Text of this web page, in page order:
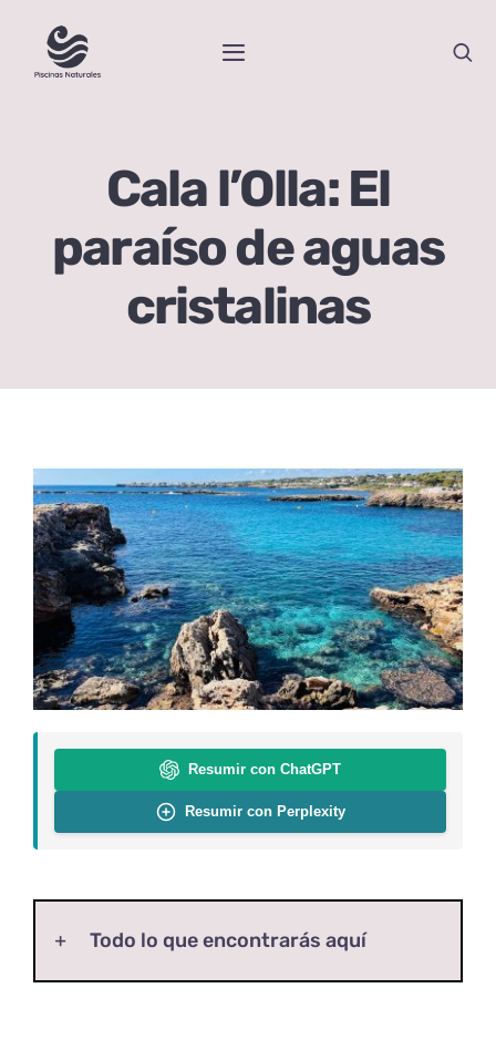
content
Toggle
Piscinas Naturales por Comunidades
Blog
Sobre Nosotras
Contacto
Cala l’Olla: El
paraíso de aguas
cristalinas
Resumir con ChatGPT
Resumir con Perplexity
Todo lo que encontrarás aquí